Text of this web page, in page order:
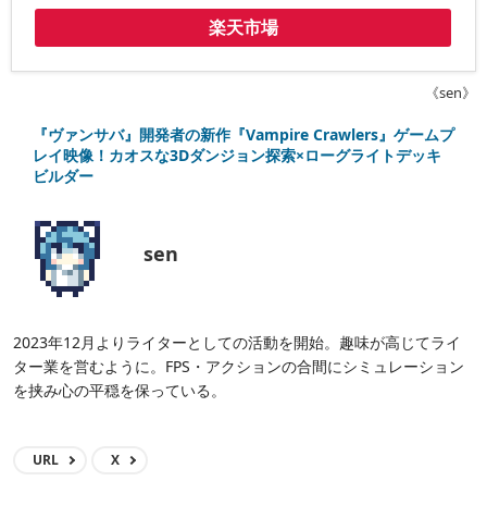
楽天市場
《sen》
『ヴァンサバ』開発者の新作『Vampire Crawlers』ゲームプ
レイ映像！カオスな3Dダンジョン探索×ローグライトデッキ
ビルダー
sen
2023年12月よりライターとしての活動を開始。趣味が高じてライ
ター業を営むように。FPS・アクションの合間にシミュレーション
を挟み心の平穏を保っている。
URL X